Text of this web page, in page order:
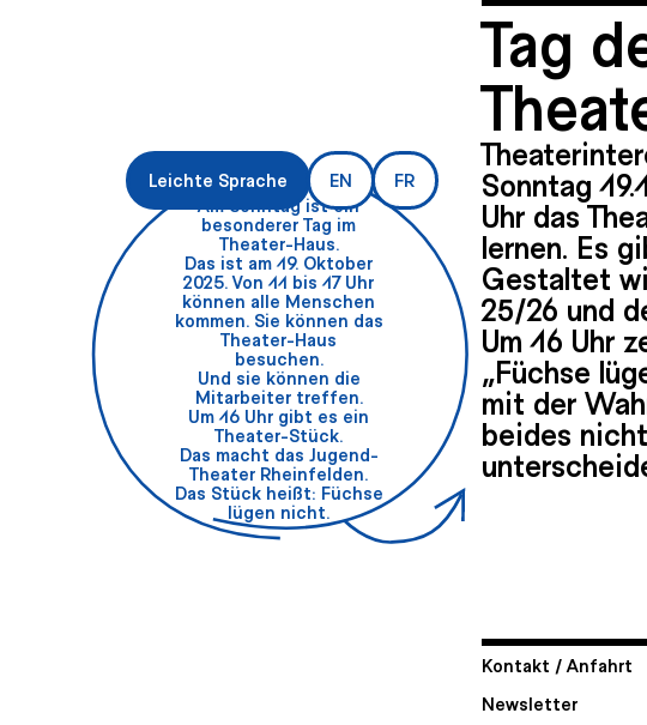
Tag
Sonntag
Uhr das
lernen. Es
Gestaltet
25/26 und
Um 16 Uhr
„Füchse
mit der
beides
Leichte Sprache EN
FR
Am Sonntag ist ein
besonderer Tag im
Theater-Haus.
Das ist am 19. Oktober
2025. Von 11 bis 17 Uhr
können alle Menschen
kommen. Sie können das
Theater-Haus
besuchen.
Und sie können die
Mitarbeiter treffen.
Um 16 Uhr gibt es ein
Theater-Stück.
Das macht das Jugend-
Theater Rheinfelden.
Das Stück heißt: Füchse
lügen nicht.
Kontakt / Anfahrt
Newsletter